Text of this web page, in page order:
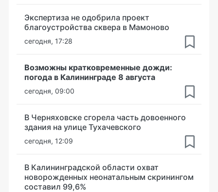
Экспертиза не одобрила проект
благоустройства сквера в Мамоново
сегодня, 17:28
Возможны кратковременные дожди:
погода в Калининграде 8 августа
сегодня, 09:00
В Черняховске сгорела часть довоенного
здания на улице Тухачевского
сегодня, 12:09
В Калининградской области охват
новорожденных неонатальным скринингом
составил 99,6%